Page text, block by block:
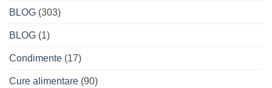
BLOG (303)
BLOG (1)
Condimente (17)
Cure alimentare (90)